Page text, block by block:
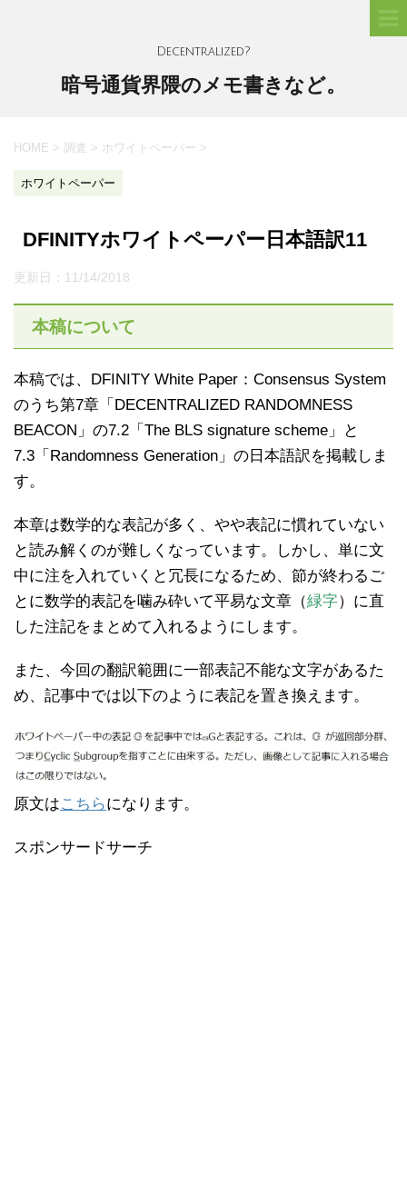
Decentralized?
暗号通貨界隈のメモ書きなど。
HOME > 調査 > ホワイトペーパー >
ホワイトペーパー
DFINITYホワイトペーパー日本語訳11
更新日： 11/14/2018
本稿について
本稿では、DFINITY White Paper：Consensus System
のうち第7章「DECENTRALIZED RANDOMNESS
BEACON」の7.2「The BLS signature scheme」と
7.3「Randomness Generation」の日本語訳を掲載しま
す。
本章は数学的な表記が多く、やや表記に慣れていない
と読み解くのが難しくなっています。しかし、単に文
中に注を入れていくと冗長になるため、節が終わるご
とに数学的表記を噛み砕いて平易な文章（緑字）に直
した注記をまとめて入れるようにします。
また、今回の翻訳範囲に一部表記不能な文字があるた
め、記事中では以下のように表記を置き換えます。
原文はこちらになります。
スポンサードサーチ